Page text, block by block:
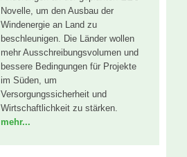
Novelle, um den Ausbau der
Windenergie an Land zu
beschleunigen. Die Länder wollen
mehr Ausschreibungsvolumen und
bessere Bedingungen für Projekte
im Süden, um
Versorgungssicherheit und
Wirtschaftlichkeit zu stärken.
mehr...